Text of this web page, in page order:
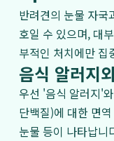
반려견의 눈물 자국
호일 수 있으며, 대
부적인 처치에만 집
음식 알러지
우선 '음식 알러지'
단백질)에 대한 면
눈물 등이 나타납니